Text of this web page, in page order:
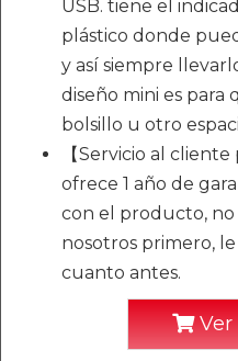
USB. tiene el
plástico donde
y así siempre
diseño mini es
bolsillo u otro
【Servicio al
ofrece 1 año de
con el producto,
nosotros primero,
cuanto antes.
Ver